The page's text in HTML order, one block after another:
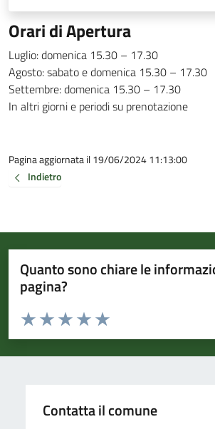
Orari di Apertura
Luglio: domenica 15.30 – 17.30
Agosto: sabato e domenica 15.30 – 17.30
Settembre: domenica 15.30 – 17.30
In altri giorni e periodi su prenotazione
Pagina aggiornata il 19/06/2024 11:13:00
Indietro
Quanto sono chiare le
pagina?
Valuta da 1 a 5 stelle la pagina
Valuta 5 stelle su 5
Valuta 4 stelle su 5
Valuta 3 stelle su 5
Valuta 2 stelle su 5
Valuta 1 stelle su 5
Contatta il comune